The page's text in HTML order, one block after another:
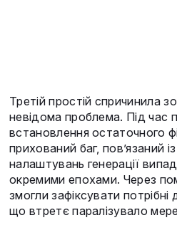
Третій простій спричинила
невідома проблема. Під час
встановлення остаточного
прихований баг, пов’язаний
налаштувань генерації
окремими епохами. Через
змогли зафіксувати потрібні
що втретє паралізувало